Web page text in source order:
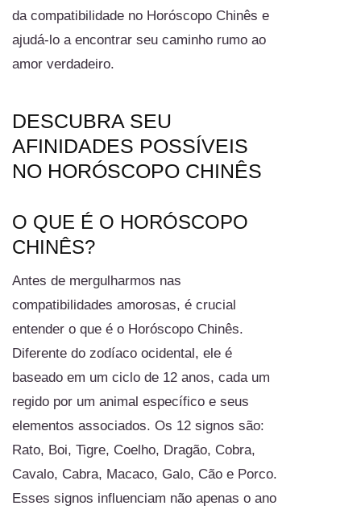
da compatibilidade no Horóscopo Chinês e
ajudá-lo a encontrar seu caminho rumo ao
amor verdadeiro.
DESCUBRA SEU
AFINIDADES POSSÍVEIS
NO HORÓSCOPO CHINÊS
O QUE É O HORÓSCOPO
CHINÊS?
Antes de mergulharmos nas
compatibilidades amorosas, é crucial
entender o que é o Horóscopo Chinês.
Diferente do zodíaco ocidental, ele é
baseado em um ciclo de 12 anos, cada um
regido por um animal específico e seus
elementos associados. Os 12 signos são:
Rato, Boi, Tigre, Coelho, Dragão, Cobra,
Cavalo, Cabra, Macaco, Galo, Cão e Porco.
Esses signos influenciam não apenas o ano